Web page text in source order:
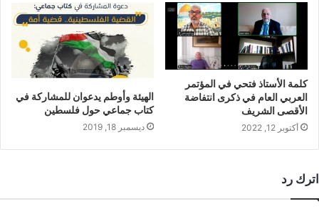
كلمة الأستاذ فتحي في المؤتمر
العربي العام في ذكرى انتفاضة
الأقصى الشريف
أكتوبر 12, 2022
الهيئة وأوطم يدعوان للمشاركة في
كتاب جماعي حول فلسطين
ديسمبر 18, 2019
اترك رد